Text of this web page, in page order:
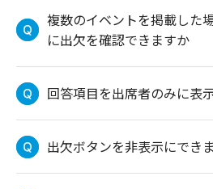
複数のイベントを掲載した
に出欠を確認できますか
回答項目を出席者のみに表
出欠ボタンを非表示にでき